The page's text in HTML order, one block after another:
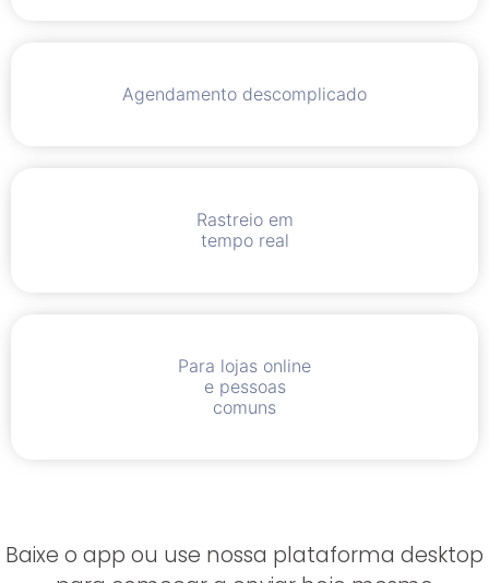
Agendamento descomplicado
Rastreio em
tempo real
Para lojas online
e pessoas
comuns
Baixe o app ou use nossa plataforma desktop